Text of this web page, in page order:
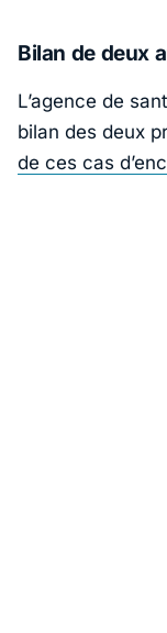
Bilan de deux
L’agence de
bilan des deux
de ces cas